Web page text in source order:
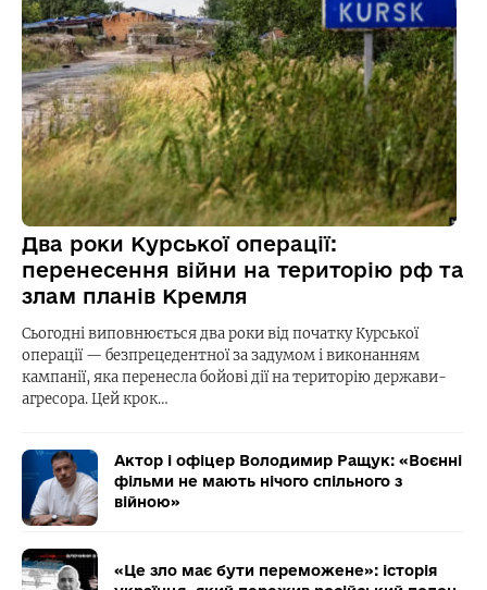
Два роки Курської операції:
перенесення війни на територію рф та
злам планів Кремля
Сьогодні виповнюється два роки від початку Курської
операції — безпрецедентної за задумом і виконанням
кампанії, яка перенесла бойові дії на територію держави-
агресора. Цей крок…
Актор і офіцер Володимир Ращук: «Воєнні
фільми не мають нічого спільного з
війною»
«Це зло має бути переможене»: історія